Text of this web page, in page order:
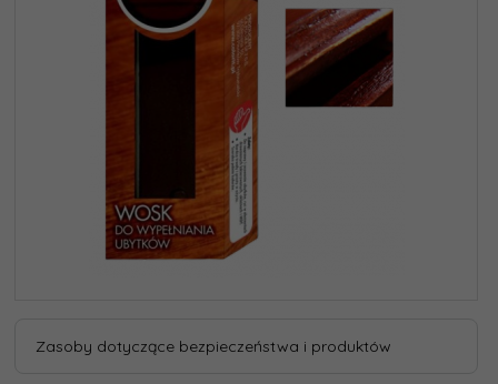
Zasoby dotyczące bezpieczeństwa i produktów